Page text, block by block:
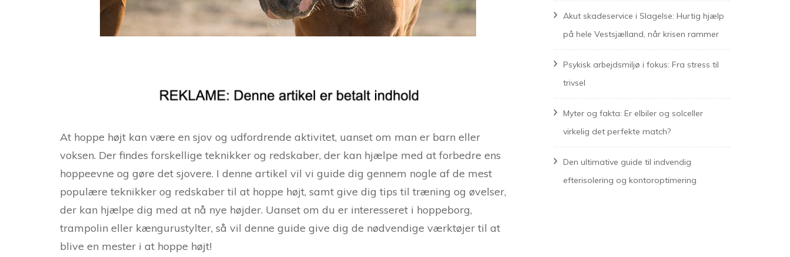
At hoppe højt kan være en sjov og udfordrende aktivitet, uanset om man er barn eller
voksen. Der findes forskellige teknikker og redskaber, der kan hjælpe med at forbedre ens
hoppeevne og gøre det sjovere. I denne artikel vil vi guide dig gennem nogle af de mest
populære teknikker og redskaber til at hoppe højt, samt give dig tips til træning og øvelser,
der kan hjælpe dig med at nå nye højder. Uanset om du er interesseret i hoppeborg,
trampolin eller kængurustylter, så vil denne guide give dig de nødvendige værktøjer til at
blive en mester i at hoppe højt!
Akut skadeservice i Slagelse: Hurtig hjælp
på hele Vestsjælland, når krisen rammer
Psykisk arbejdsmiljø i fokus: Fra stress til
trivsel
Myter og fakta: Er elbiler og solceller
virkelig det perfekte match?
Den ultimative guide til indvendig
efterisolering og kontoroptimering